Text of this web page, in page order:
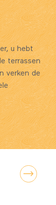
u hebt
terrassen
verken de
om tot